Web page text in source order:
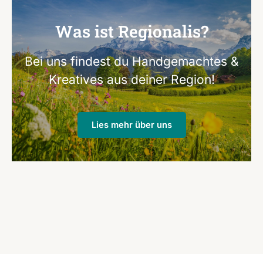
Was ist Regionalis?
Bei uns findest du Handgemachtes &
Kreatives aus deiner Region!
Lies mehr über uns